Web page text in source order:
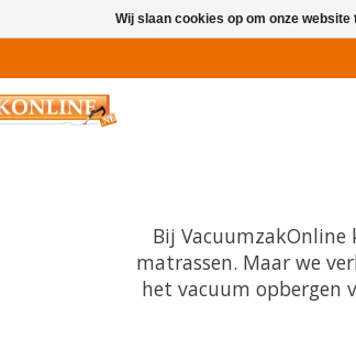
Bij
matrassen. Maar we
het vacuum opbergen
Wij slaan cookies op om onze